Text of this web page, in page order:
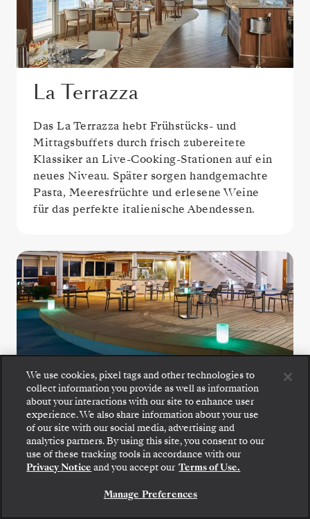
La Terrazza
Das La Terrazza hebt Frühstücks- und
Mittagsbuffets durch frisch zubereitete
Klassiker an Live-Cooking-Stationen auf ein
neues Niveau. Später sorgen handgemachte
Pasta, Meeresfrüchte und erlesene Weine
für das perfekte italienische Abendessen.
The Grill
Genießen Sie knackige Salate, gegrillte
Meeresfrüchte und perfekt gebratene Steaks
im The Grill, einem Favoriten am Pool.
We use cookies, pixel tags and other technologies to
collect information you provide as well as information
about your interactions with our site to enhance user
experience. We also share information about your use
of our site with our social media, advertising and
analytics partners. By using this site, you consent to our
use of these tracking tools in accordance with our
Privacy Notice and you accept our Terms of Use.
Manage Preferences